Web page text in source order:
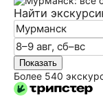
Найти
Показать
Более 540